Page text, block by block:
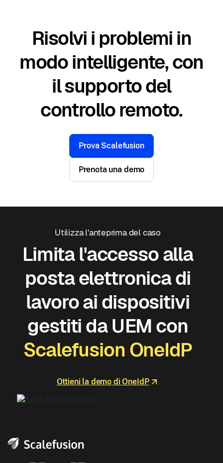
Risolvi i problemi in
modo intelligente, con
il supporto del
controllo remoto.
Prova Scalefusion
Prenota una demo
Utilizza l'anteprima del caso
Limita l'accesso alla
posta elettronica di
lavoro ai dispositivi
gestiti da UEM con
Scalefusion OneIdP
Ottieni la demo di OneIdP